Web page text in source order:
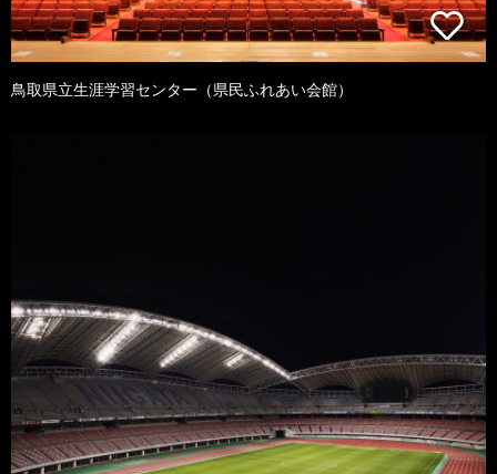
鳥取県立生涯学習センター（県民ふれあい会館）